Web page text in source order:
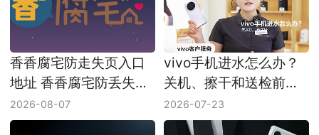
香香腐宅防走失页入口
地址 香香腐宅防丢失链
接最新地址
2026-08-07
vivo手机进水怎么办？
关机、擦干和送检前注
意事项
2026-07-23